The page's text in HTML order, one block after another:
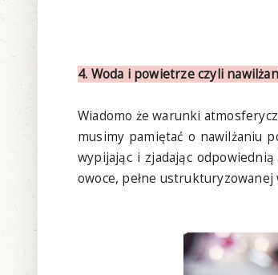
4. Woda i powietrze czyli
Wiadomo że warunki
musimy pamiętać o nawilżaniu
wypijając i zjadając
owoce, pełne ustrukturyzowanej